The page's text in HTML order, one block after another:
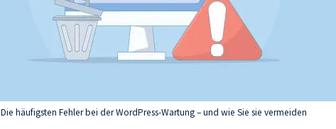
Die häufigsten Fehler bei der WordPress-Wartung – und wie Sie sie vermeiden